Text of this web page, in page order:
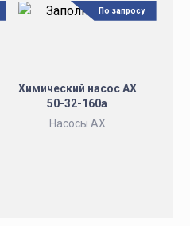
Химический насос АХ
50-32-160а
Насосы АХ
По запросу